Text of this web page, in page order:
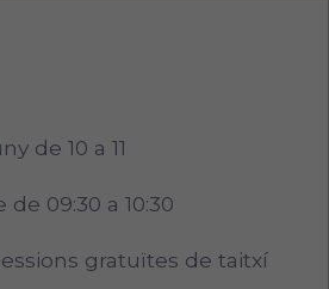
de 10 a 11
09:30 a 10:30
gratuïtes de taitxí